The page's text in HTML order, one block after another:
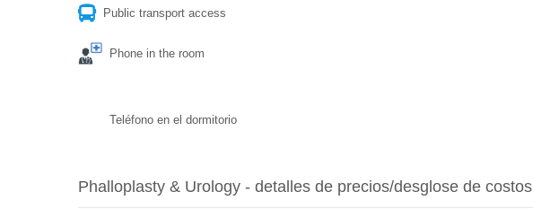
Public transport access
Phone in the room
Teléfono en el dormitorio
Phalloplasty & Urology - detalles de precios/desglose de costos